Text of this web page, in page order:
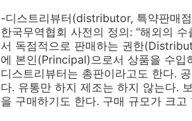
-디스트리뷰터(distributor, 특약판매
한국무역협회 사전의 정의: "해외의
서 독점적으로 판매하는 권한
에 본인(Principal)으로서 상품을 수입
디스트리뷰터는 총판이라고도 한다.
다. 유통만 하지 제조는 하지 않는다.
을 구매하기도 한다. 구매 규모가 크고